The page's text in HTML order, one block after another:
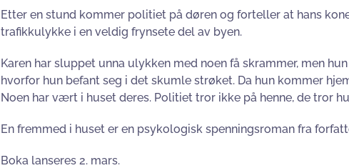
Etter en stund kommer politiet på døren og forteller at hans
trafikkulykke i en veldig frynsete del av byen.
Karen har sluppet unna ulykken med noen få skrammer, men
hvorfor hun befant seg i det skumle strøket. Da hun kommer
Noen har vært i huset deres. Politiet tror ikke på henne, de tror
En fremmed i huset er en psykologisk spenningsroman fra
Boka lanseres 2. mars.